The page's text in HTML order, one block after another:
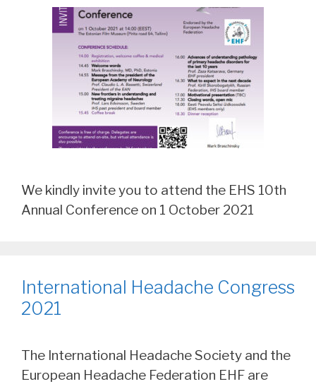
We kindly invite you to attend the EHS 10th
Annual Conference on 1 October 2021
International Headache Congress
2021
The International Headache Society and the
European Headache Federation EHF are